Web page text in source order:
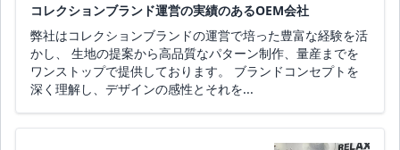
コレクションブランド運営の実績のあるOEM会社
弊社はコレクションブランドの運営で培った豊富な経験を活
かし、 生地の提案から高品質なパターン制作、量産までを
ワンストップで提供しております。 ブランドコンセプトを
深く理解し、デザインの感性とそれを...